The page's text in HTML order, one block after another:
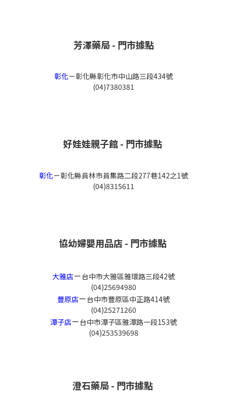
芳澤藥局 - 門市據點
彰化－彰化縣彰化市中山路三段434號
(04)7380381
好娃娃親子館 - 門市據點
彰化－彰化縣員林市員集路二段277巷142之1號
(04)8315611
協幼婦嬰用品店 - 門市據點
大雅店－台中市大雅區雅環路三段42號
(04)25694980
豐原店－台中市豐原區中正路414號
(04)25271260
潭子店－台中市潭子區雅潭路一段153號
(04)253539698
澄石藥局 - 門市據點